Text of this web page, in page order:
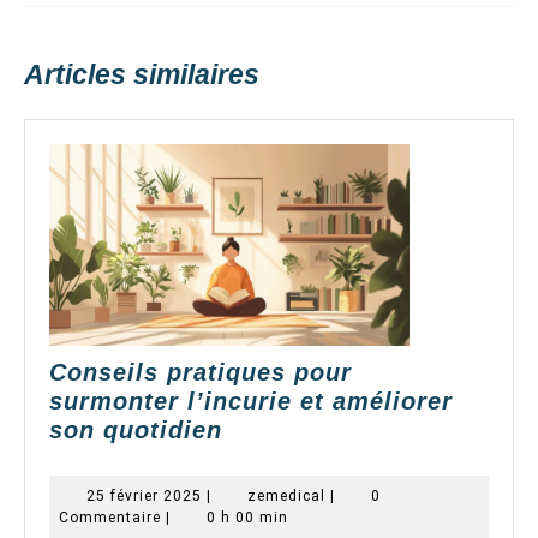
Articles similaires
Conseils pratiques pour
surmonter l’incurie et améliorer
son quotidien
pour
surmonter
25 février 2025 25
février
zemedical zemedical
0
Commentaire
0 h 00 min